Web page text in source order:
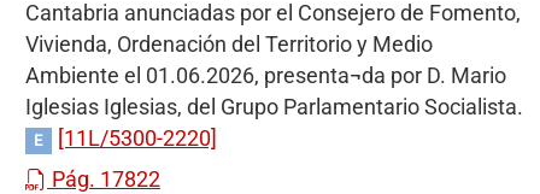
Cantabria anunciadas por el Consejero de Fomento,
Vivienda, Ordenación del Territorio y Medio
Ambiente el 01.06.2026, presenta¬da por D. Mario
Iglesias Iglesias, del Grupo Parlamentario Socialista.
E
[11L/5300-2220]
Pág. 17822